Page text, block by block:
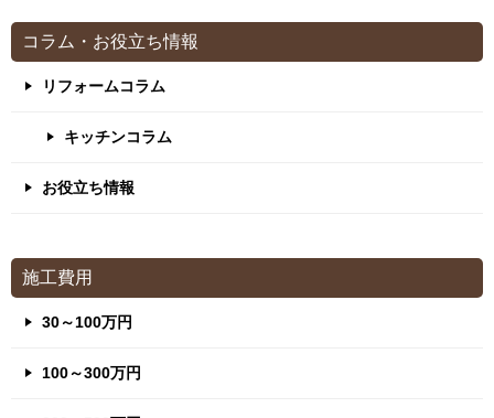
コラム・お役立ち情報
リフォームコラム
キッチンコラム
お役立ち情報
施工費用
30～100万円
100～300万円